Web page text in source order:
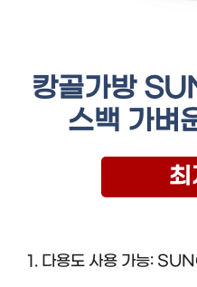
캉골가방
스백 가벼
1. 다용도 사용 가능: